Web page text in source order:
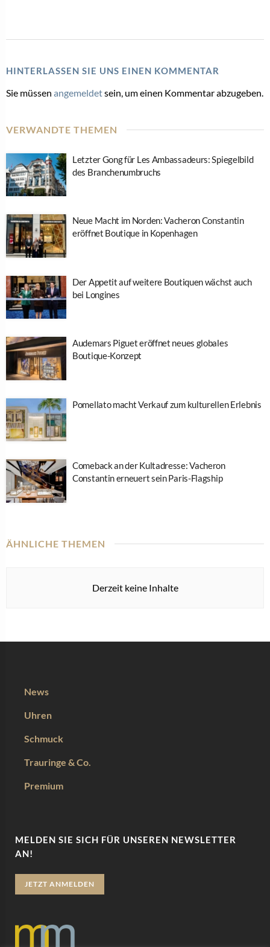
HINTERLASSEN SIE UNS EINEN KOMMENTAR
Sie müssen angemeldetsein, um einen Kommentar abzugeben.
VERWANDTE THEMEN
Letzter Gong für Les Ambassadeurs: Spiegelbild
des Branchenumbruchs
Neue Macht im Norden: Vacheron Constantin
eröffnet Boutique in Kopenhagen
Der Appetit auf weitere Boutiquen wächst auch
bei Longines
Audemars Piguet eröffnet neues globales
Boutique-Konzept
Pomellato macht Verkauf zum kulturellen Erlebnis
Comeback an der Kultadresse: Vacheron
Constantin erneuert sein Paris-Flagship
ÄHNLICHE THEMEN
Derzeit keine Inhalte
News
Uhren
Schmuck
Trauringe & Co.
Premium
MELDEN SIE SICH FÜR UNSEREN NEWSLETTER
AN!
JETZT ANMELDEN